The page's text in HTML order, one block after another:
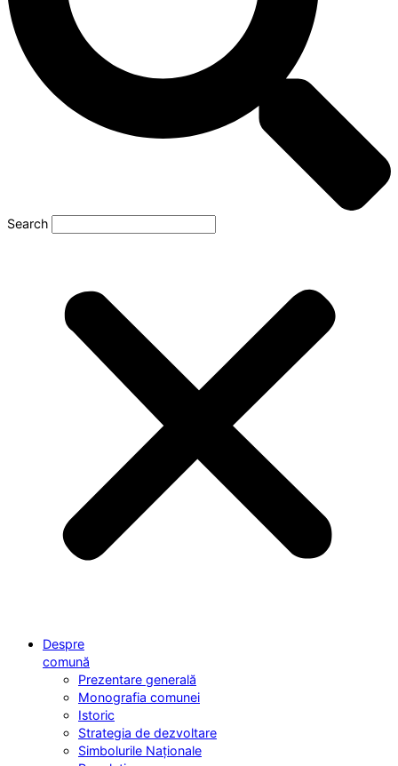
Search
Despre
comună
Prezentare generală
Monografia comunei
Istoric
Strategia de dezvoltare
Simbolurile Naționale